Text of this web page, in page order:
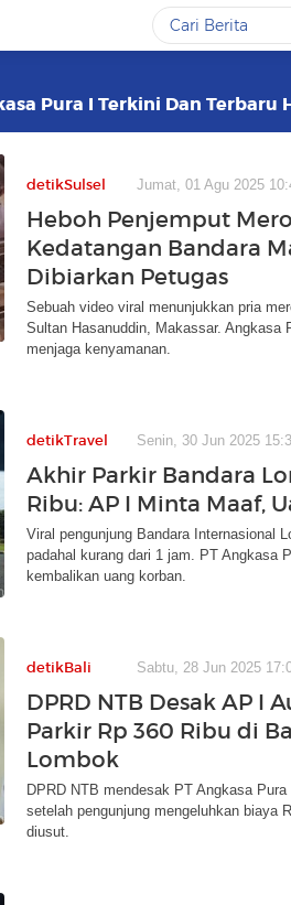
Pura I Terkini Dan Terbaru
detikSulsel Jumat, 01 Agu 2025
Heboh Penjemput
Kedatangan Bandara
Dibiarkan Petugas
Sebuah video viral menunjukkan pria
Sultan Hasanuddin, Makassar. Angkasa
menjaga kenyamanan.
detikTravel Senin, 30 Jun 2025
Akhir Parkir Bandara
Ribu: AP I Minta Maaf,
Viral pengunjung Bandara Internasional
padahal kurang dari 1 jam. PT Angkasa
kembalikan uang korban.
detikBali Sabtu, 28 Jun 2025
DPRD NTB Desak AP I
Parkir Rp 360 Ribu di
Lombok
DPRD NTB mendesak PT Angkasa
setelah pengunjung mengeluhkan biaya
diusut.